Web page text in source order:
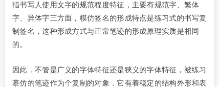
指书写人使用文字的规范程度特征，主要有规范字、繁体
字、异体字三方面，模仿签名的形成特点是练习式的书写复
制签名，这种形成方式与正常笔迹的形成原理实质是相同
的。
因此，不管是广义的字体特征还是狹义的字体特征，被练习
摹仿的笔迹作为个复制的对象，它有着稳定的结构外形和表